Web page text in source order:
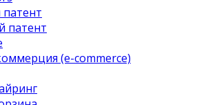
патент
(e-commerce)